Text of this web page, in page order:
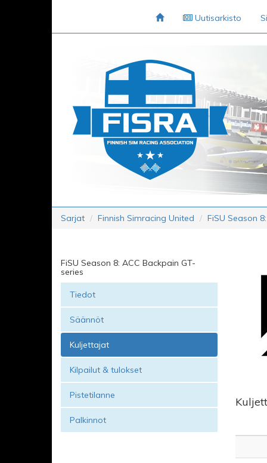
Uutisarkisto
Sarjat Finnish Simracing United FiSU Season
FiSU Season 8: ACC Backpain GT-
series
Tiedot
Säännöt
Kuljettajat
Kilpailut & tulokset
Pistetilanne
Palkinnot